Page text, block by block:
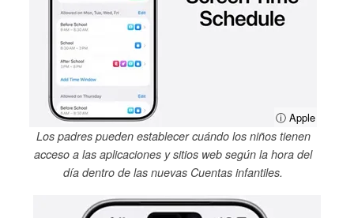
ⓘ Apple
Los padres pueden establecer cuándo los niños tienen
acceso a las aplicaciones y sitios web según la hora del
día dentro de las nuevas Cuentas infantiles.